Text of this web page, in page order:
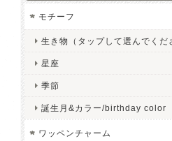
モチーフ
生き物（タップして選んでくだ
星座
季節
誕生月&カラー/birthday color
ワッペンチャーム